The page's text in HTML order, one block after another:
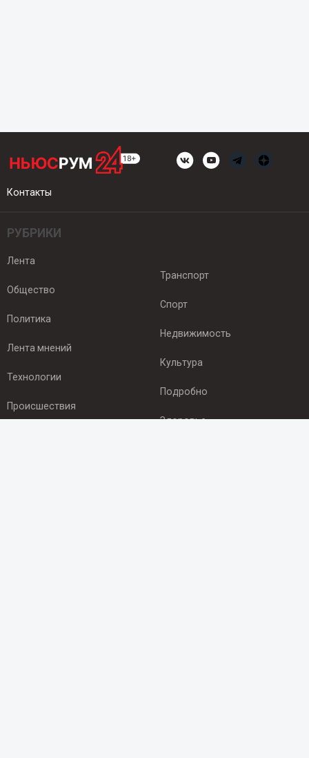
Контакты
РУБРИКИ
Лента
Общество
Политика
Лента мнений
Технологии
Происшествия
Транспорт
Спорт
Недвижимость
Культура
Подробно
Здоровье